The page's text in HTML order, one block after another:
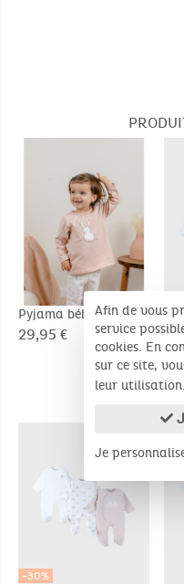
Nombre de
Pyjama bébé, coton
fantaisie
29,95 €
-30%
Afin de vous
service
cookies. En
sur ce site,
leur utilisation.
Je